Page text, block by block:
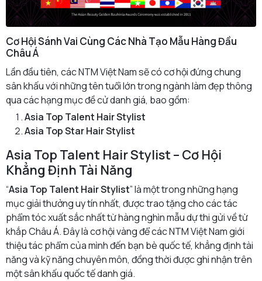
Cơ Hội Sánh Vai Cùng Các Nhà Tạo Mẫu Hàng Đầu
Châu Á
Lần đầu tiên, các NTM Việt Nam sẽ có cơ hội đứng chung
sân khấu với những tên tuổi lớn trong ngành làm đẹp thông
qua các hạng mục đề cử danh giá, bao gồm:
Asia Top Talent Hair Stylist
Asia Top Star Hair Stylist
Asia Top Talent Hair Stylist – Cơ Hội
Khẳng Định Tài Năng
“Asia Top Talent Hair Stylist” là một trong những hạng
mục giải thưởng uy tín nhất, được trao tặng cho các tác
phẩm tóc xuất sắc nhất từ hàng nghìn mẫu dự thi gửi về từ
khắp Châu Á. Đây là cơ hội vàng để các NTM Việt Nam giới
thiệu tác phẩm của mình đến bạn bè quốc tế, khẳng định tài
năng và kỹ năng chuyên môn, đồng thời được ghi nhận trên
một sân khấu quốc tế danh giá.